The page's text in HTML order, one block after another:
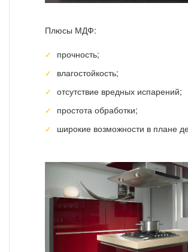
Плюсы МДФ:
прочность;
влагостойкость;
отсутствие вредных испарений;
простота обработки;
широкие возможности в плане